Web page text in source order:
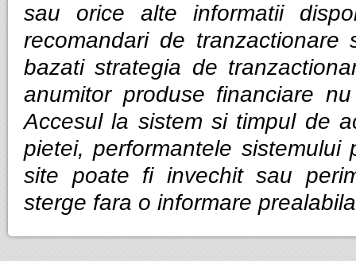
sau orice alte informatii
recomandari de
bazati strategia de
anumitor produse financiare
Accesul la sistem si timpul de
pietei, performantele
site poate fi invechit sau
sterge fara o informare